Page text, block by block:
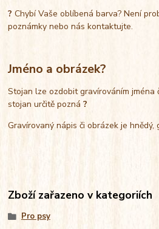
?Chybí Vaše oblíbená barva? Není
poznámky nebo nás kontaktujte.
Jméno a obrázek?
Stojan lze ozdobit gravírováním jména
stojan určitě pozná?
Gravírovaný nápis či obrázek je hnědý,
Zboží zařazeno v kategoriích
Pro psy